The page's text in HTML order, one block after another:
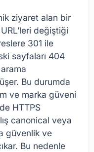
ziyaret alan bir
değiştiği
301 ile
sayfaları 404
Bu durumda
ve marka güveni
HTTPS
canonical veya
güvenlik ve
Bu nedenle